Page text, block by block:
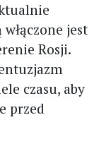
jest
Rosji.
czasu, aby
przed